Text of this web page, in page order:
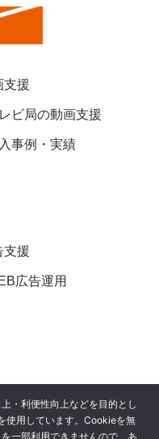
支援
ビ局の動画支援
事例・実績
支援
広告運用
・利便性向上などを目的とし
使用しています。Cookieを無
一部利用できませんので、あ